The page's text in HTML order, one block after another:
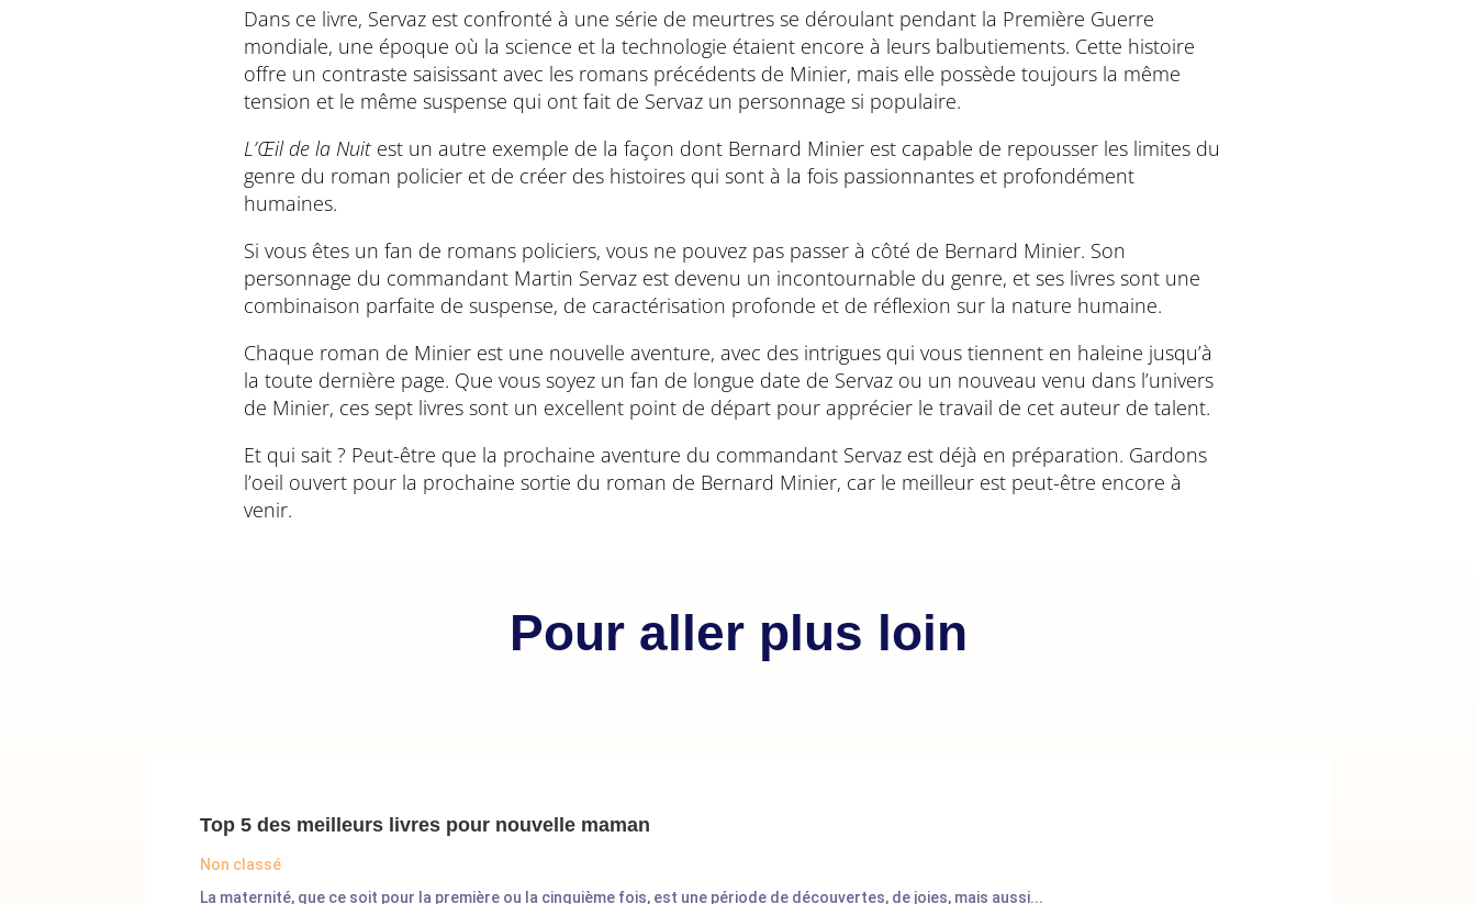
Dans ce livre, Servaz est confronté à une série de meurtres se déroulant pendant la Première Guerre
mondiale, une époque où la science et la technologie étaient encore à leurs balbutiements. Cette histoire
offre un contraste saisissant avec les romans précédents de Minier, mais elle possède toujours la même
tension et le même suspense qui ont fait de Servaz un personnage si populaire.
L’Œil de la Nuit est un autre exemple de la façon dont Bernard Minier est capable de repousser les limites du
genre du roman policier et de créer des histoires qui sont à la fois passionnantes et profondément
humaines.
Si vous êtes un fan de romans policiers, vous ne pouvez pas passer à côté de Bernard Minier. Son
personnage du commandant Martin Servaz est devenu un incontournable du genre, et ses livres sont une
combinaison parfaite de suspense, de caractérisation profonde et de réflexion sur la nature humaine.
Chaque roman de Minier est une nouvelle aventure, avec des intrigues qui vous tiennent en haleine jusqu’à
la toute dernière page. Que vous soyez un fan de longue date de Servaz ou un nouveau venu dans l’univers
de Minier, ces sept livres sont un excellent point de départ pour apprécier le travail de cet auteur de talent.
Et qui sait ? Peut-être que la prochaine aventure du commandant Servaz est déjà en préparation. Gardons
l’oeil ouvert pour la prochaine sortie du roman de Bernard Minier, car le meilleur est peut-être encore à
venir.
Pour aller plus loin
Top 5 des meilleurs livres pour nouvelle maman
Non classé
La maternité, que ce soit pour la première ou la cinquième fois, est une période de découvertes, de joies, mais aussi...